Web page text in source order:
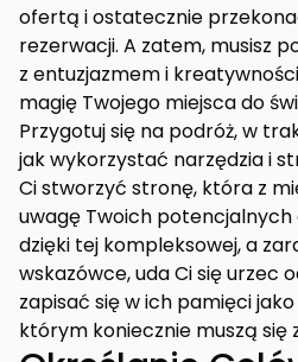
ofertą i ostatecznie
rezerwacji. A zatem, musisz
z entuzjazmem i
magię Twojego miejsca do
Przygotuj się na podróż, w
jak wykorzystać narzędzia i
Ci stworzyć stronę, która z
uwagę Twoich potencjalnych
dzięki tej kompleksowej, a
wskazówce, uda Ci się urzec
zapisać się w ich pamięci
którym koniecznie muszą się